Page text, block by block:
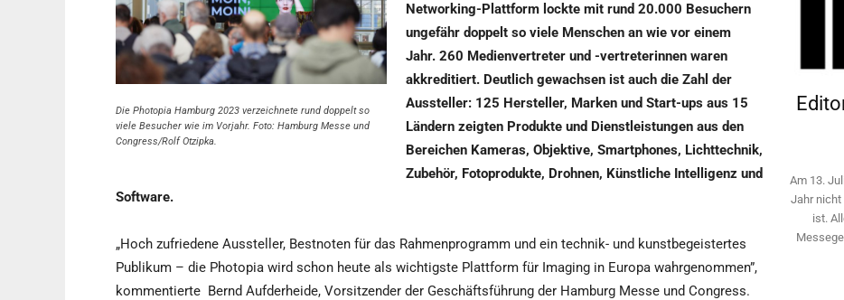
Die Photopia Hamburg 2023 verzeichnete rund doppelt so
viele Besucher wie im Vorjahr. Foto: Hamburg Messe und
Congress/Rolf Otzipka.
Networking-Plattform lockte mit rund 20.000 Besuchern
ungefähr doppelt so viele Menschen an wie vor einem
Jahr. 260 Medienvertreter und -vertreterinnen waren
akkreditiert. Deutlich gewachsen ist auch die Zahl der
Aussteller: 125 Hersteller, Marken und Start-ups aus 15
Ländern zeigten Produkte und Dienstleistungen aus den
Bereichen Kameras, Objektive, Smartphones, Lichttechnik,
Zubehör, Fotoprodukte, Drohnen, Künstliche Intelligenz und
Software.
„Hoch zufriedene Aussteller, Bestnoten für das Rahmenprogramm und ein technik- und kunstbegeistertes
Publikum – die Photopia wird schon heute als wichtigste Plattform für Imaging in Europa wahrgenommen”,
kommentierte Bernd Aufderheide, Vorsitzender der Geschäftsführung der Hamburg Messe und Congress.
Am 13.
Jahr nicht
ist.